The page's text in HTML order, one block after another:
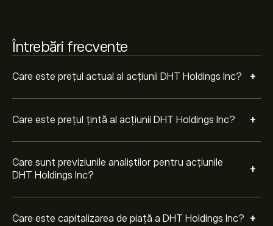
Întrebări frecvente
Care este prețul actual al acțiunii DHT Holdings Inc? +
Care este prețul țintă al acțiunii DHT Holdings Inc? +
Care sunt previziunile analiștilor pentru acțiunile
DHT Holdings Inc?
+
Care este capitalizarea de piață a DHT Holdings Inc? +
moderată.